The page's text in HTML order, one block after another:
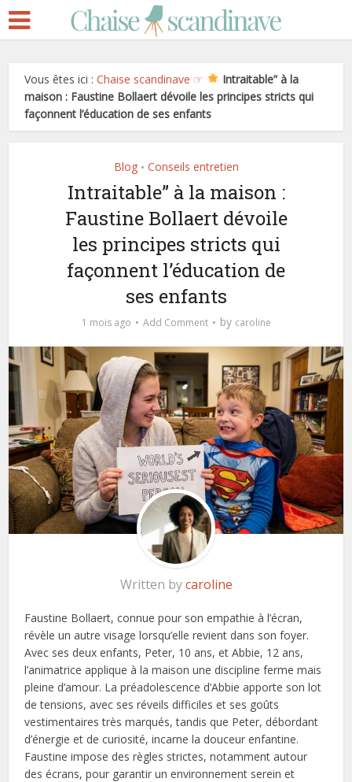
Vous êtes ici :Chaise scandinave ☞
Intraitable” à la
maison : Faustine Bollaert dévoile les principes stricts qui
façonnent l’éducation de ses enfants
Blog • Conseils entretien
Intraitable” à la maison :
Faustine Bollaert dévoile
les principes stricts qui
façonnent l’éducation de
ses enfants
1 mois ago Add Comment by caroline
Written bycaroline
Faustine Bollaert, connue pour son empathie à l’écran,
révèle un autre visage lorsqu’elle revient dans son foyer.
Avec ses deux enfants, Peter, 10 ans, et Abbie, 12 ans,
l’animatrice applique à la maison une discipline ferme mais
pleine d’amour. La préadolescence d’Abbie apporte son lot
de tensions, avec ses réveils difficiles et ses goûts
vestimentaires très marqués, tandis que Peter, débordant
d’énergie et de curiosité, incarne la douceur enfantine.
Faustine impose des règles strictes, notamment autour
des écrans, pour garantir un environnement serein et